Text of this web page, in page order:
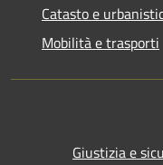
Catasto e
Mobilità e trasporti
Giustizia e